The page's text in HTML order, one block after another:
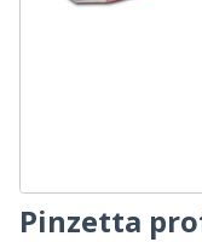
Pinzetta